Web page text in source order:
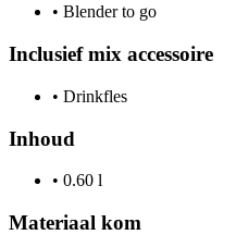
• Blender to go
Inclusief mix accessoire
• Drinkfles
Inhoud
• 0.60 l
Materiaal kom